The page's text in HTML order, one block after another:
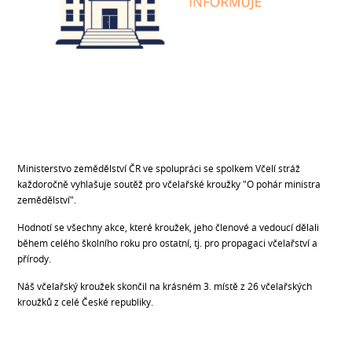
Ministerstvo zemědělství ČR ve spolupráci se spolkem Včelí stráž
každoročně vyhlašuje soutěž pro včelařské kroužky "O pohár ministra
zemědělství".
Hodnotí se všechny akce, které kroužek, jeho členové a vedoucí dělali
během celého školního roku pro ostatní, tj. pro propagaci včelařství a
přírody.
Náš včelařský kroužek skončil na krásném 3. místě z 26 včelařských
kroužků z celé České republiky.